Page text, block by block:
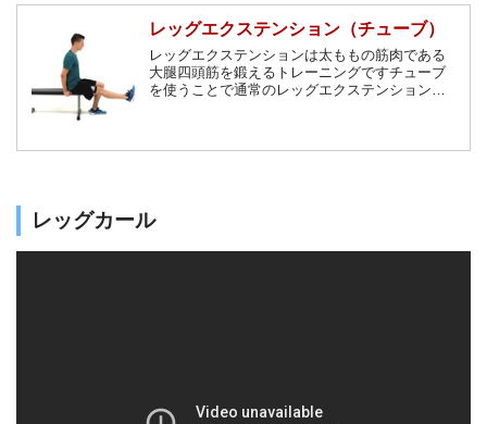
レッグエクステンション（チューブ）
レッグエクステンションは太ももの筋肉である
大腿四頭筋を鍛えるトレーニングですチューブ
を使うことで通常のレッグエクステンションよ
レッグカール